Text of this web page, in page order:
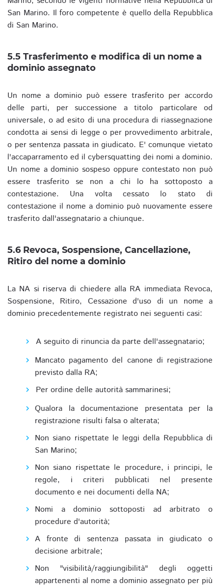
San Marino. Il foro competente è quello della Repubblica
di San Marino.
5.5 Trasferimento e modifica di un nome a
dominio assegnato
Un nome a dominio può essere trasferito per accordo
delle parti, per successione a titolo particolare od
universale, o ad esito di una procedura di riassegnazione
condotta ai sensi di legge o per provvedimento arbitrale,
o per sentenza passata in giudicato. E' comunque vietato
l'accaparramento ed il cybersquatting dei nomi a dominio.
Un nome a dominio sospeso oppure contestato non può
essere trasferito se non a chi lo ha sottoposto a
contestazione. Una volta cessato lo stato di
contestazione il nome a dominio può nuovamente essere
trasferito dall'assegnatario a chiunque.
5.6 Revoca, Sospensione, Cancellazione,
Ritiro del nome a dominio
La NA si riserva di chiedere alla RA immediata Revoca,
Sospensione, Ritiro, Cessazione d'uso di un nome a
dominio precedentemente registrato nei seguenti casi:
A seguito di rinuncia da parte dell'assegnatario;
Mancato pagamento del canone di registrazione
previsto dalla RA;
Per ordine delle autorità sammarinesi;
Qualora la documentazione presentata per la
registrazione risulti falsa o alterata;
Non siano rispettate le leggi della Repubblica di
San Marino;
Non siano rispettate le procedure, i principi, le
regole, i criteri pubblicati nel presente
documento e nei documenti della NA;
Nomi a dominio sottoposti ad arbitrato o
procedure d'autorità;
A fronte di sentenza passata in giudicato o
decisione arbitrale;
Non "visibilità/raggiungibilità" degli oggetti
appartenenti al nome a dominio assegnato per più